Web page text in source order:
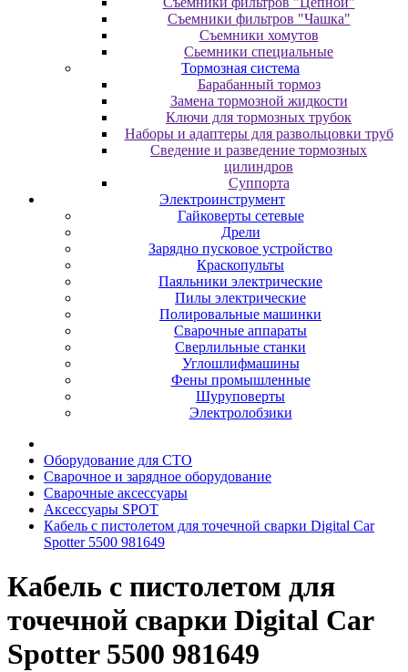
Съемники фильтров "Чашка"
Съемники хомутов
Сьемники специальные
Тормозная система
Барабанный тормоз
Замена тормозной жидкости
Ключи для тормозных трубок
Наборы и адаптеры для развольцовки труб
Сведение и разведение тормозных
цилиндров
Суппорта
Электроинструмент
Гайковерты сетевые
Дрели
Зарядно пусковое устройство
Краскопульты
Паяльники электрические
Пилы электрические
Полировальные машинки
Сварочные аппараты
Сверлильные станки
Углошлифмашины
Фены промышленные
Шуруповерты
Электролобзики
Oбopудoвaниe для CTO
Cвapoчнoe и зарядное оборудование
Сварочные аксессуары
Аксессуары SPOT
Кабель с пистолетом для точечной сварки Digital Car
Spotter 5500 981649
Кабель с пистолетом для
точечной сварки Digital Car
Spotter 5500 981649